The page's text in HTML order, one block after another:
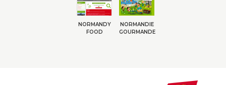
NORMANDY
FOOD
NORMANDIE
GOURMANDE